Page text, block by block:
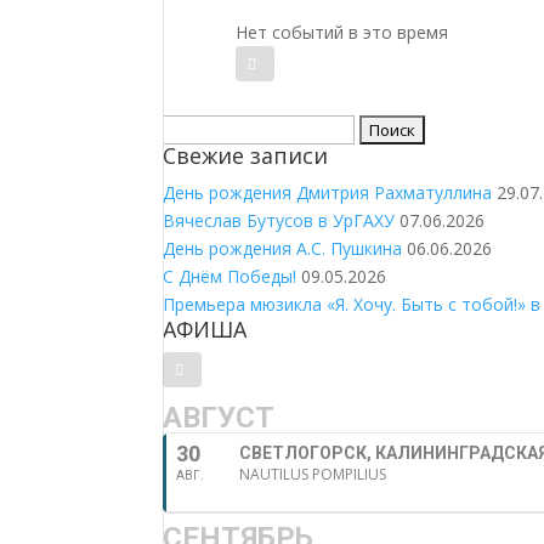
Нет событий в это время
Свежие записи
День рождения Дмитрия Рахматуллина
Вячеслав Бутусов в УрГАХУ 07.06.2026
День рождения А.С. Пушкина 06.06.2026
С Днём Победы! 09.05.2026
Премьера мюзикла «Я. Хочу. Быть с тобой!» в
АФИША
АВГУСТ
30
АВГ.
СВЕТЛОГОРСК,
NAUTILUS POMPILIUS